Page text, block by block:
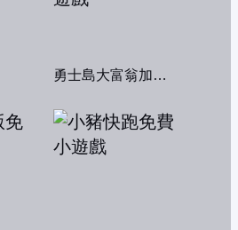
勇士島大富翁加強版